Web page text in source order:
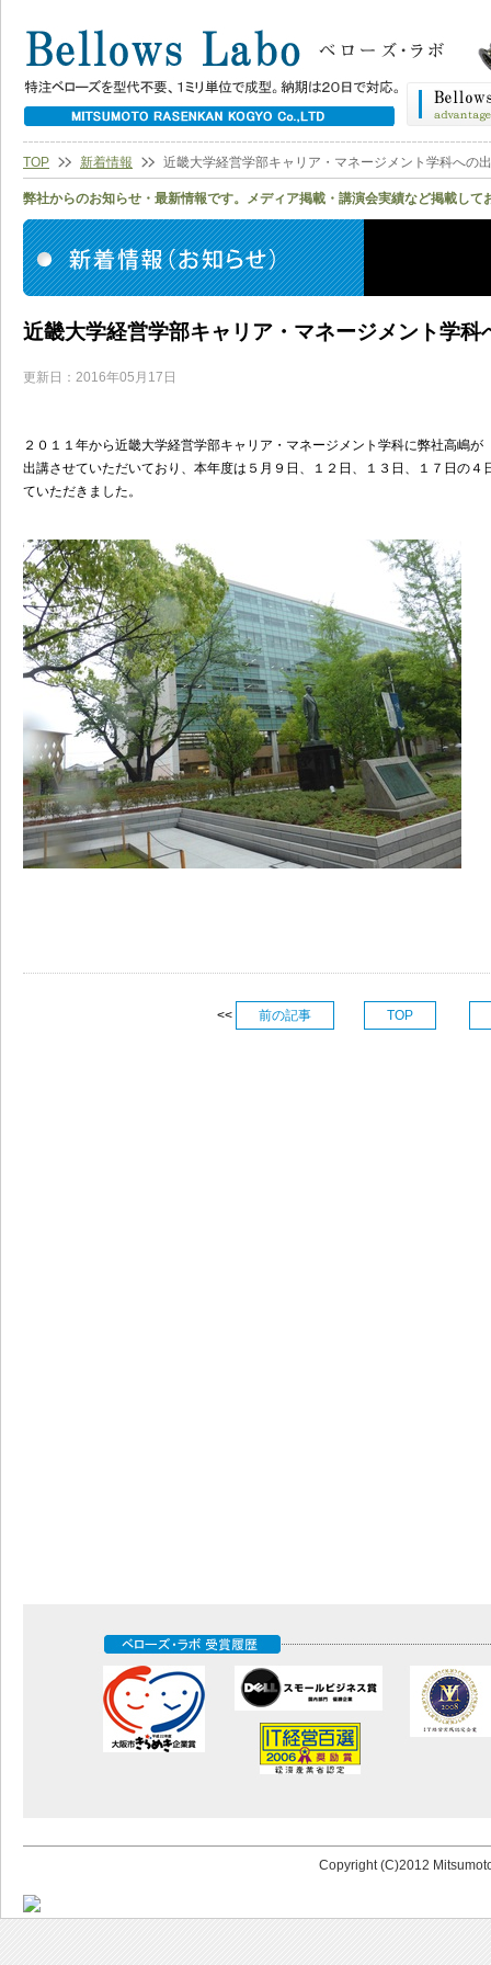
TOP 新着情報 近畿大学経営学部キャリア・マネージメント学科への
弊社からのお知らせ・最新情報です。メディア掲載・講演会実績など掲載して
近畿大学経営学部キャリア・マネージメント学科
更新日：2016年05月17日
２０１１年から近畿大学経営学部キャリア・マネージメント学科に弊社高嶋が
出講させていただいており、本年度は５月９日、１２日、１３日、１７日の
ていただきました。
<< 前の記事 TOP
Copyright (C)2012